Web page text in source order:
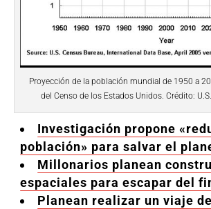
Proyección de la población mundial de 1950 a
del Censo de los Estados Unidos. Crédito:
Investigación propone
población» para salvar el
Millonarios planean
espaciales para escapar del
Planean realizar un viaje